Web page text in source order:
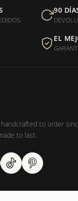
por USPS, ¿qué hago
libres de níquel?
90
EL
to order
to last.